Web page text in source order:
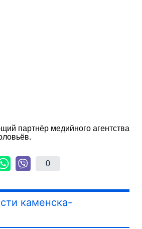
партнёр медийного агентства
0
каменска-